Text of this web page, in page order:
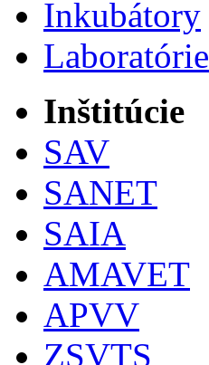
Inkubátory
Laboratórie
Inštitúcie
SAV
SANET
SAIA
AMAVET
APVV
ZSVTS